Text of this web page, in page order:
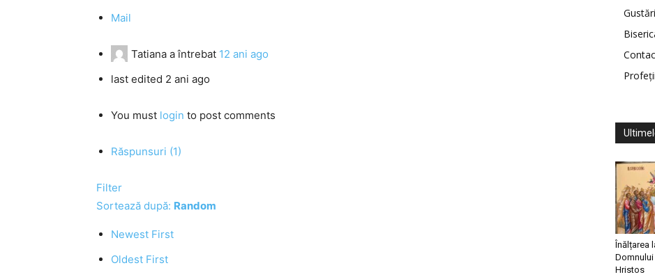
Mail
Tatiana a întrebat 12 ani ago
last edited 2 ani ago
You must login to post comments
Răspunsuri (1)
Filter
Sortează după: Random
Newest First
Oldest First
Înălțarea
Hristos